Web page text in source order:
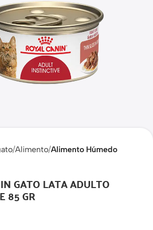
Alimento Alimento Húmedo
GATO LATA ADULTO
85 GR